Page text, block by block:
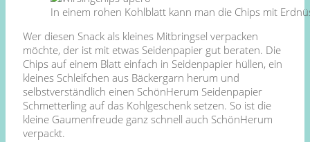
In einem rohen Kohlblatt kann man die Chips mit
Wer diesen Snack als kleines Mitbringsel verpacken
möchte, der ist mit etwas Seidenpapier gut beraten. Die
Chips auf einem Blatt einfach in Seidenpapier hüllen, ein
kleines Schleifchen aus Bäckergarn herum und
selbstverständlich einen SchönHerum Seidenpapier
Schmetterling auf das Kohlgeschenk setzen. So ist die
kleine Gaumenfreude ganz schnell auch SchönHerum
verpackt.